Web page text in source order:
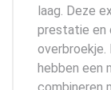
laag. Deze
prestatie en
overbroekje.
hebben een